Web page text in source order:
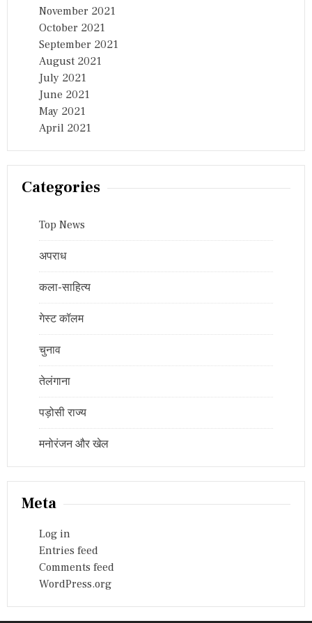
November 2021
October 2021
September 2021
August 2021
July 2021
June 2021
May 2021
April 2021
Categories
Top News
अपराध
कला-साहित्य
गेस्ट कॉलम
चुनाव
तेलंगाना
पड़ोसी राज्य
मनोरंजन और खेल
Meta
Log in
Entries feed
Comments feed
WordPress.org